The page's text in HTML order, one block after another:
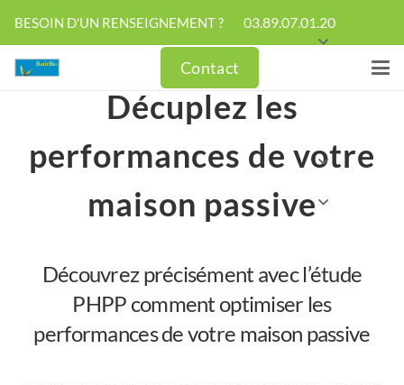
BESOIN D'UN RENSEIGNEMENT ? 03.89.07.01.20
Contact
Décuplez les
performances de votre
maison passive
Découvrez précisément avec l’étude
PHPP comment optimiser les
performances de votre maison passive